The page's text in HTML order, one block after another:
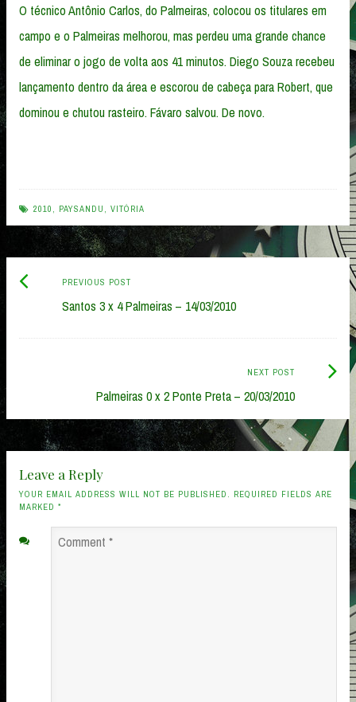
O técnico Antônio Carlos, do Palmeiras, colocou os titulares em
campo e o Palmeiras melhorou, mas perdeu uma grande chance
de eliminar o jogo de volta aos 41 minutos. Diego Souza recebeu
lançamento dentro da área e escorou de cabeça para Robert, que
dominou e chutou rasteiro. Fávaro salvou. De novo.
2010 , PAYSANDU , VITÓRIA
Post
navigation
PREVIOUS POSTPrevious
post:
Santos 3 x 4 Palmeiras – 14/03/2010
NEXT POST
Palmeiras 0 x 2 Ponte Preta – 20/03/2010
Next
Leave a Reply
YOUR EMAIL ADDRESS WILL NOT BE PUBLISHED. REQUIRED FIELDS ARE
MARKED *
Comment